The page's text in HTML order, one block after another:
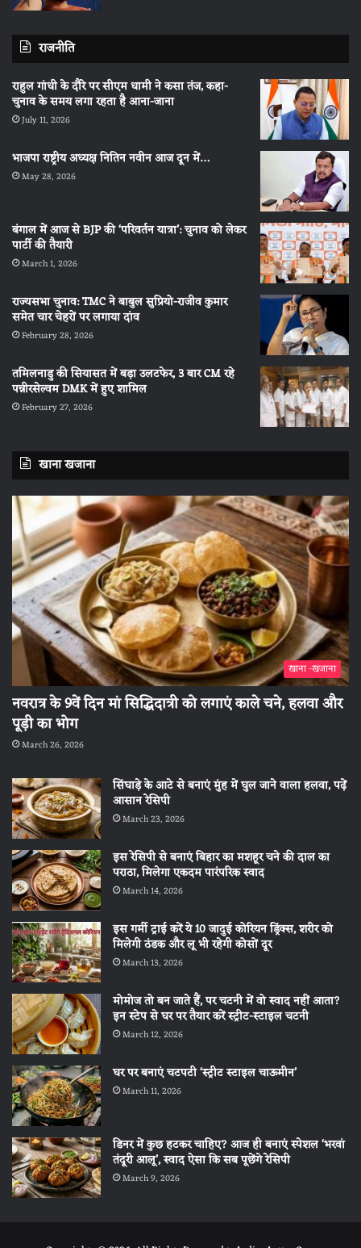
राजनीति
राहुल गांधी के दौरे पर सीएम धामी ने कसा तंज, कहा-
चुनाव के समय लगा रहता है आना-जाना
July 11, 2026
भाजपा राष्ट्रीय अध्यक्ष नितिन नवीन आज दून में…
May 28, 2026
बंगाल में आज से BJP की ‘परिवर्तन यात्रा’: चुनाव को लेकर
पार्टी की तैयारी
March 1, 2026
राज्यसभा चुनाव: TMC ने बाबुल सुप्रियो-राजीव कुमार
समेत चार चेहरों पर लगाया दांव
February 28, 2026
तमिलनाडु की सियासत में बड़ा उलटफेर, 3 बार CM रहे
पन्नीरसेल्वम DMK में हुए शामिल
February 27, 2026
खाना खजाना
खाना -खजाना
नवरात्र के 9वें दिन मां सिद्धिदात्री को लगाएं काले चने, हलवा और
पूड़ी का भोग
March 26, 2026
सिंघाड़े के आटे से बनाएं मुंह में घुल जाने वाला हलवा, पढ़ें
आसान रेसिपी
March 23, 2026
इस रेसिपी से बनाएं बिहार का मशहूर चने की दाल का
पराठा, मिलेगा एकदम पारंपरिक स्वाद
March 14, 2026
इस गर्मी ट्राई करें ये 10 जादुई कोरियन ड्रिंक्स, शरीर को
मिलेगी ठंडक और लू भी रहेगी कोसों दूर
March 13, 2026
मोमोज तो बन जाते हैं, पर चटनी में वो स्वाद नहीं आता?
इन स्टेप से घर पर तैयार करें स्ट्रीट-स्टाइल चटनी
March 12, 2026
घर पर बनाएं चटपटी ‘स्ट्रीट स्टाइल चाऊमीन’
March 11, 2026
डिनर में कुछ हटकर चाहिए? आज ही बनाएं स्पेशल ‘भरवां
तंदूरी आलू’, स्वाद ऐसा कि सब पूछेंगे रेसिपी
March 9, 2026